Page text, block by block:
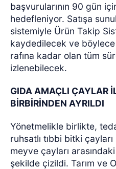
başvurularının 90 gün
hedefleniyor. Satışa
sistemiyle Ürün Takip
kaydedilecek ve
rafına kadar olan tüm
izlenebilecek.
GIDA AMAÇLI ÇAYLAR
BİRBİRİNDEN AYRILDI
Yönetmelikle birlikte,
ruhsatlı tıbbi bitki
meyve çayları
şekilde çizildi. Tarım ve